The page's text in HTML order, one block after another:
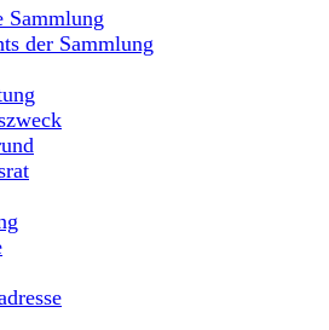
Sammlung
der Sammlung